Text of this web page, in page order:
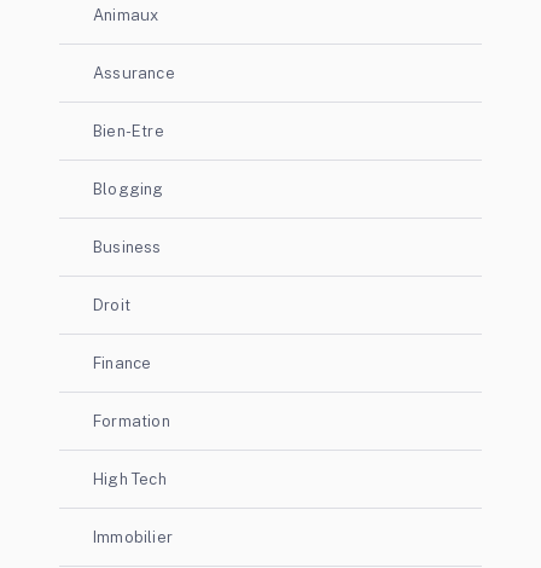
Animaux
Assurance
Bien-Etre
Blogging
Business
Droit
Finance
Formation
High Tech
Immobilier